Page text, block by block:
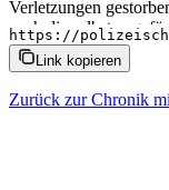
Verletzungen
auch die selbst
gewesen, heißt es.
https://
Link kopieren
Zurück zur Chronik